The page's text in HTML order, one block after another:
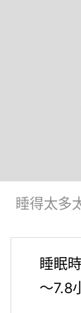
睡得太多
睡眠
～7.8